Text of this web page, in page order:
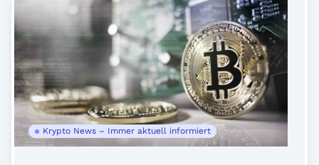
Krypto News – Immer aktuell informiert